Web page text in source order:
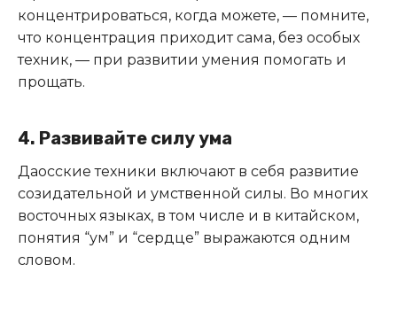
концентрироваться, когда можете, — помните,
что концентрация приходит сама, без особых
техник, — при развитии умения помогать и
прощать.
4. Развивайте силу ума
Даосские техники включают в себя развитие
созидательной и умственной силы. Во многих
восточных языках, в том числе и в китайском,
понятия “ум” и “сердце” выражаются одним
словом.